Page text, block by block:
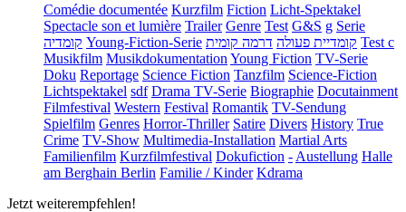
Comédie documentée Kurzfilm Fiction Licht-Spektakel
Spectacle son et lumière Trailer Genre Test G&S g Serie
קומדיה Young-Fiction-Serie קומדיית פעולה דרמה קומית
Test c
Musikfilm Musikdokumentation Young Fiction TV-Serie
Doku Reportage Science Fiction Tanzfilm Science-Fiction
Lichtspektakel sdf Drama TV-Serie Biographie Docutainment
Filmfestival Western Festival Romantik TV-Sendung
Spielfilm Genres Horror-Thriller Satire Divers History True
Crime TV-Show Multimedia-Installation Martial Arts
Familienfilm Kurzfilmfestival Dokufiction - Austellung Halle
am Berghain Berlin Familie / Kinder Kdrama
Jetzt weiterempfehlen!